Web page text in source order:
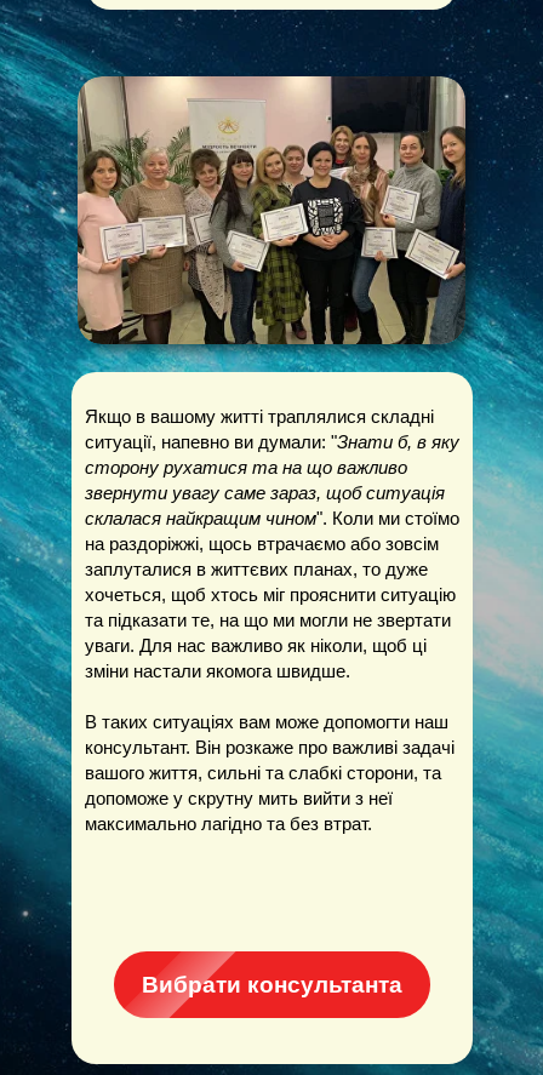
Якщо в вашому житті траплялися складні
ситуації, напевно ви думали: "Знати б, в яку
сторону рухатися та на що важливо
звернути увагу саме зараз, щоб ситуація
склалася найкращим чином". Коли ми стоїмо
на раздоріжжі, щось втрачаємо або зовсім
заплуталися в життєвих планах, то дуже
хочеться, щоб хтось міг прояснити ситуацію
та підказати те, на що ми могли не звертати
уваги. Для нас важливо як ніколи, щоб ці
зміни настали якомога швидше.
В таких ситуаціях вам може допомогти наш
консультант. Він розкаже про важливі задачі
вашого життя, сильні та слабкі сторони, та
допоможе у скрутну мить вийти з неї
максимально лагідно та без втрат.
Вибрати консультанта